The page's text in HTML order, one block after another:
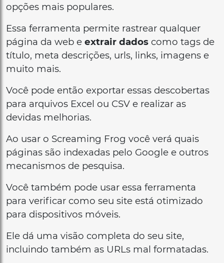
opções mais populares.
Essa ferramenta permite rastrear qualquer
página da web e extrair dados como tags de
título, meta descrições, urls, links, imagens e
muito mais.
Você pode então exportar essas descobertas
para arquivos Excel ou CSV e realizar as
devidas melhorias.
Ao usar o Screaming Frog você verá quais
páginas são indexadas pelo Google e outros
mecanismos de pesquisa.
Você também pode usar essa ferramenta
para verificar como seu site está otimizado
para dispositivos móveis.
Ele dá uma visão completa do seu site,
incluindo também as URLs mal formatadas.